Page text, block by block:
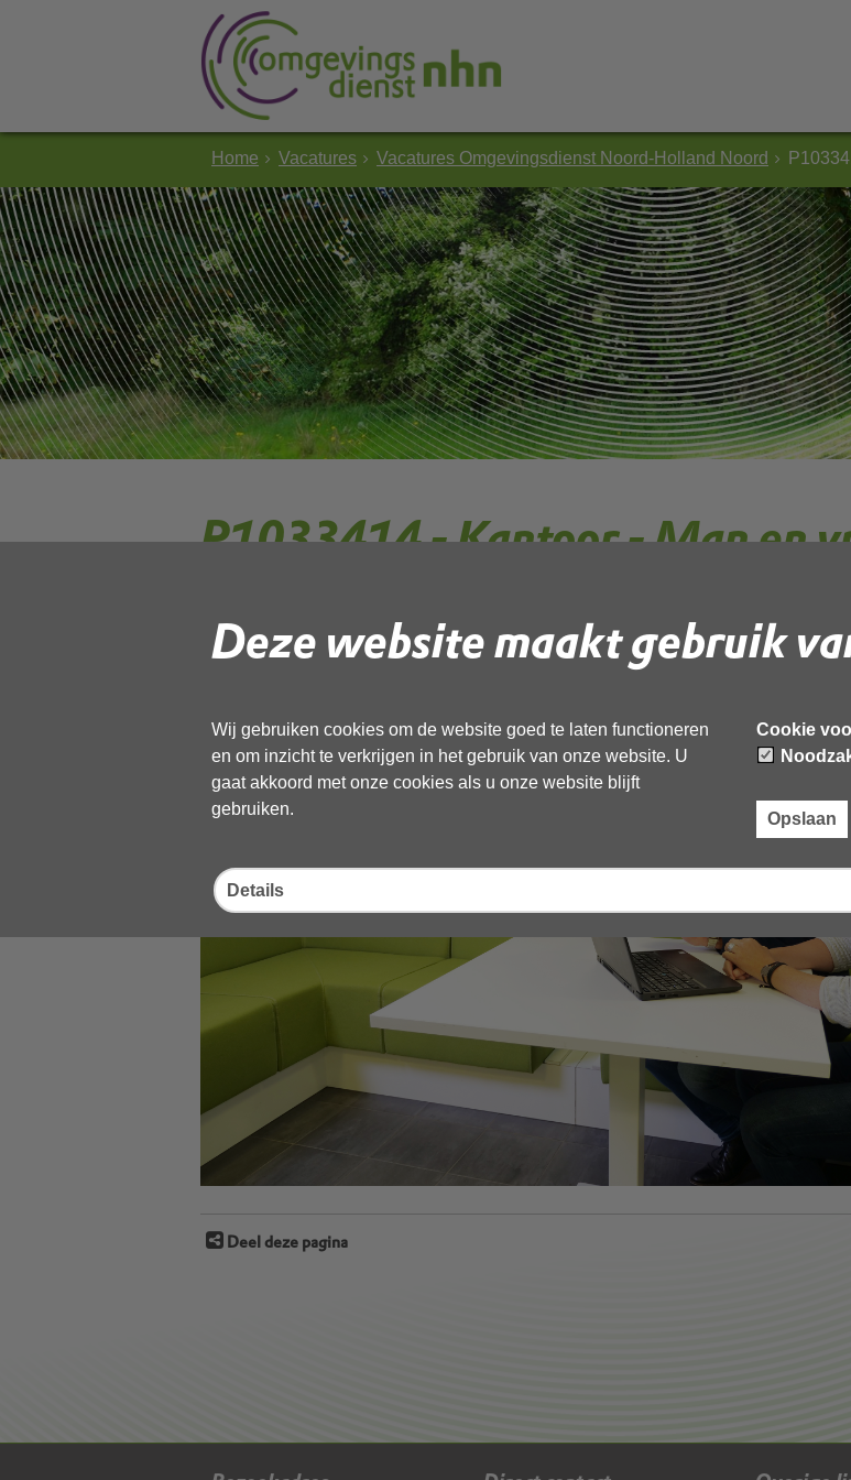
Deze website maakt gebruik
Wij gebruiken cookies om de website goed te laten functioneren
en om inzicht te verkrijgen in het gebruik van onze website. U
gaat akkoord met onze cookies als u onze website blijft
gebruiken.
Cookie
Opslaan
Details
Home Vacatures Vacatures Omgevingsdienst Noord-Holland Noord
P1033414 - Kantoor - Man en
Deel deze pagina